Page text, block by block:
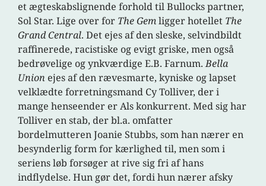
et ægteskabslignende forhold til Bullocks partner,
Sol Star. Lige over for The Gemligger hotellet The
Grand Central. Det ejes af den sleske, selvindbildt
raffinerede, racistiske og evigt griske, men også
bedrøvelige og ynkværdige E.B. Farnum.Bella
Union ejes af den rævesmarte, kyniske og lapset
velklædte forretningsmand Cy Tolliver, der i
mange henseender er Als konkurrent. Med sig har
Tolliver en stab, der bl.a. omfatter
bordelmutteren Joanie Stubbs, som han nærer en
besynderlig form for kærlighed til, men som i
seriens løb forsøger at rive sig fri af hans
indflydelse. Hun gør det, fordi hun nærer afsky